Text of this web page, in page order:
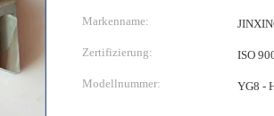
Markenname:
Zertifizierung: ISO
Modellnummer: YG8 -